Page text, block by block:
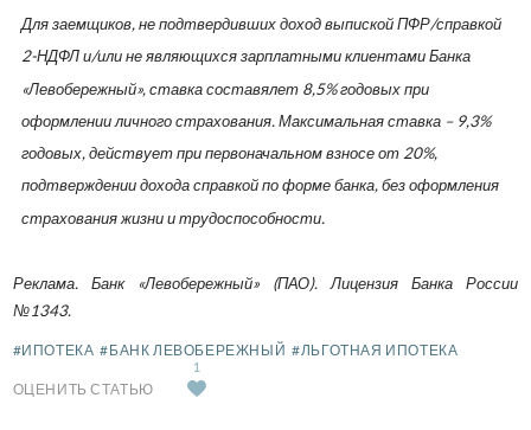
Для заемщиков, не подтвердивших доход выпиской ПФР/справкой
2-НДФЛ и/или не являющихся зарплатными клиентами Банка
«Левобережный», ставка составялет 8,5% годовых при
оформлении личного страхования. Максимальная ставка – 9,3%
годовых, действует при первоначальном взносе от 20%,
подтверждении дохода справкой по форме банка, без оформления
страхования жизни и трудоспособности.
Реклама. Банк «Левобережный» (ПАО). Лицензия Банка России
№1343.
#ИПОТЕКА #БАНК ЛЕВОБЕРЕЖНЫЙ #ЛЬГОТНАЯ ИПОТЕКА
ОЦЕНИТЬ СТАТЬЮ
1